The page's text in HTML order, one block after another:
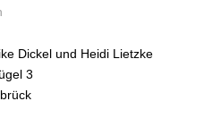
Dickel und Heidi Lietzke
3